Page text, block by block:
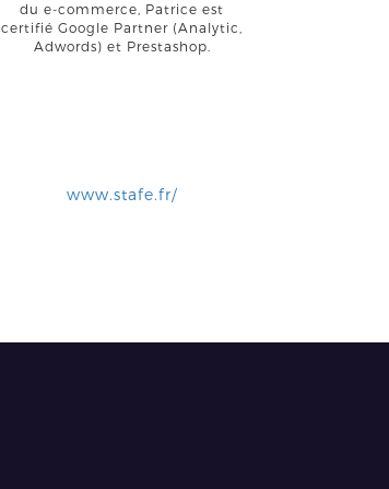
du e-commerce, Patrice est
certifié Google Partner (Analytic,
Adwords) et Prestashop.
www.stafe.fr/